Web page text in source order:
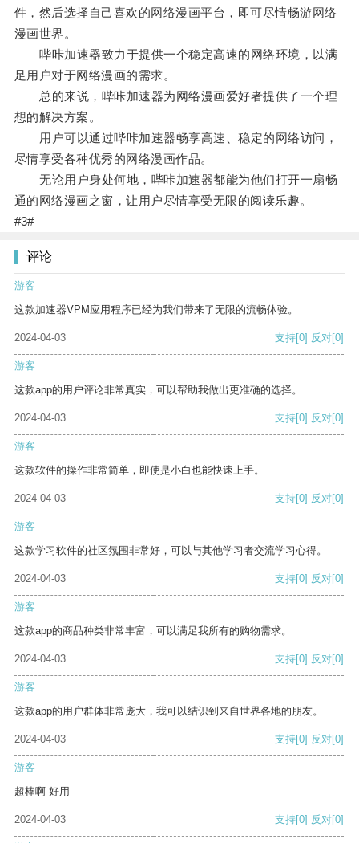
件，然后选择自己喜欢的网络漫画平台，即可尽情畅游网络
漫画世界。
哔咔加速器致力于提供一个稳定高速的网络环境，以满
足用户对于网络漫画的需求。
总的来说，哔咔加速器为网络漫画爱好者提供了一个理
想的解决方案。
用户可以通过哔咔加速器畅享高速、稳定的网络访问，
尽情享受各种优秀的网络漫画作品。
无论用户身处何地，哔咔加速器都能为他们打开一扇畅
通的网络漫画之窗，让用户尽情享受无限的阅读乐趣。
#3#
评论
游客
这款加速器VPM应用程序已经为我们带来了无限的流畅体验。
2024-04-03 支持[0] 反对[0]
游客
这款app的用户评论非常真实，可以帮助我做出更准确的选择。
2024-04-03 支持[0] 反对[0]
游客
这款软件的操作非常简单，即使是小白也能快速上手。
2024-04-03 支持[0] 反对[0]
游客
这款学习软件的社区氛围非常好，可以与其他学习者交流学习心得。
2024-04-03 支持[0] 反对[0]
游客
这款app的商品种类非常丰富，可以满足我所有的购物需求。
2024-04-03 支持[0] 反对[0]
游客
这款app的用户群体非常庞大，我可以结识到来自世界各地的朋友。
2024-04-03 支持[0] 反对[0]
游客
超棒啊 好用
2024-04-03 支持[0] 反对[0]